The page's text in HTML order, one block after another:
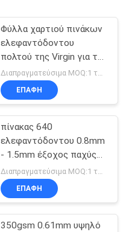
Φύλλα χαρτιού πινάκων
ελεφαντόδοντου
πολτού της Virgin για το
κιβώτιο 230g
συσκευασίας - 400g
Διαπραγματεύσιμα MOQ:1 τόνος για κοινό μέγεθος & 10 τόνους για το ειδικό μέγεθος
ΕΠΑΦΉ
πίνακας 640
ελεφαντόδοντου 0.8mm
- 1.5mm έξοχος παχύς
C1S * 900mm για τα
τηλεφωνικά
συσκευάζοντας κιβώτια
Διαπραγματεύσιμα MOQ:1 τόνος για κοινό μέγεθος & 10 τόνους για το ειδικό μέγεθος
ΕΠΑΦΉ
350gsm 0.61mm υψηλό